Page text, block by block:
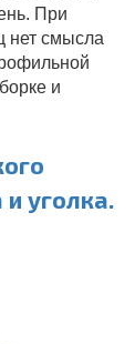
При
нет смысла
и
уголка.